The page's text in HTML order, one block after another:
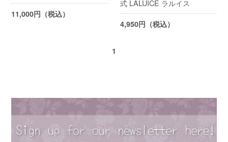
11,000円（税込）
式 LALUICE ラルイス
4,950円（税込）
1